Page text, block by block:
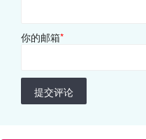
你的邮箱*
提交评论